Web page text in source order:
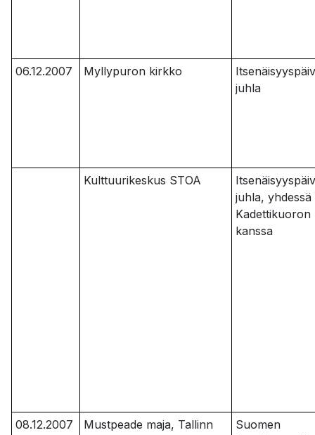
06.12.2007 Myllypuron kirkko
juhla
Kulttuurikeskus STOA
juhla, yhdessä
Kadettikuoron
kanssa
08.12.2007 Mustpeade maja, Tallinn
Suomen